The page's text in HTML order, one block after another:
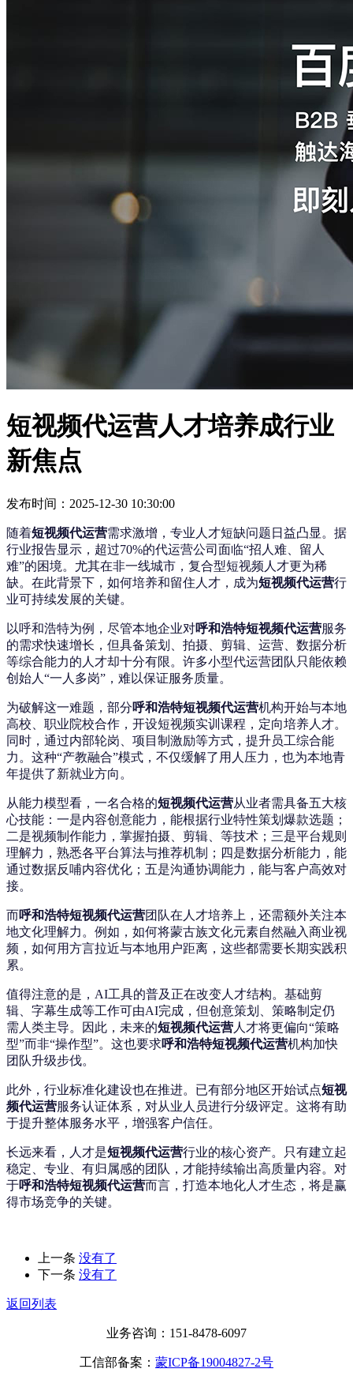
短视频代运营人才培养成行业
新焦点
发布时间：2025-12-30 10:30:00
随着短视频代运营需求激增，专业人才短缺问题日益凸显。据
行业报告显示，超过70%的代运营公司面临“招人难、留人
难”的困境。尤其在非一线城市，复合型短视频人才更为稀
缺。在此背景下，如何培养和留住人才，成为短视频代运营行
业可持续发展的关键。
以呼和浩特为例，尽管本地企业对呼和浩特短视频代运营服务
的需求快速增长，但具备策划、拍摄、剪辑、运营、数据分析
等综合能力的人才却十分有限。许多小型代运营团队只能依赖
创始人“一人多岗”，难以保证服务质量。
为破解这一难题，部分呼和浩特短视频代运营机构开始与本地
高校、职业院校合作，开设短视频实训课程，定向培养人才。
同时，通过内部轮岗、项目制激励等方式，提升员工综合能
力。这种“产教融合”模式，不仅缓解了用人压力，也为本地青
年提供了新就业方向。
从能力模型看，一名合格的短视频代运营从业者需具备五大核
心技能：一是内容创意能力，能根据行业特性策划爆款选题；
二是视频制作能力，掌握拍摄、剪辑、等技术；三是平台规则
理解力，熟悉各平台算法与推荐机制；四是数据分析能力，能
通过数据反哺内容优化；五是沟通协调能力，能与客户高效对
接。
而呼和浩特短视频代运营团队在人才培养上，还需额外关注本
地文化理解力。例如，如何将蒙古族文化元素自然融入商业视
频，如何用方言拉近与本地用户距离，这些都需要长期实践积
累。
值得注意的是，AI工具的普及正在改变人才结构。基础剪
辑、字幕生成等工作可由AI完成，但创意策划、策略制定仍
需人类主导。因此，未来的短视频代运营人才将更偏向“策略
型”而非“操作型”。这也要求呼和浩特短视频代运营机构加快
团队升级步伐。
此外，行业标准化建设也在推进。已有部分地区开始试点短视
频代运营服务认证体系，对从业人员进行分级评定。这将有助
于提升整体服务水平，增强客户信任。
长远来看，人才是短视频代运营行业的核心资产。只有建立起
稳定、专业、有归属感的团队，才能持续输出高质量内容。对
于呼和浩特短视频代运营而言，打造本地化人才生态，将是赢
得市场竞争的关键。
上一条 没有了
下一条 没有了
返回列表
业务咨询：151-8478-6097
工信部备案： 蒙ICP备19004827-2号